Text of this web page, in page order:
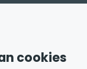
cookies